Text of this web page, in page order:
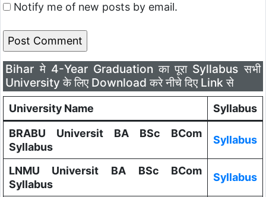
Notify me of new posts by email.
Bihar मे 4-Year Graduation का पूरा Syllabus सभी
University के लिए Download करे नीचे दिए Link से
University Name
Syllabus
BRABU Universit BA BSc BCom
Syllabus
Syllabus
LNMU Universit BA BSc BCom
Syllabus
Syllabus